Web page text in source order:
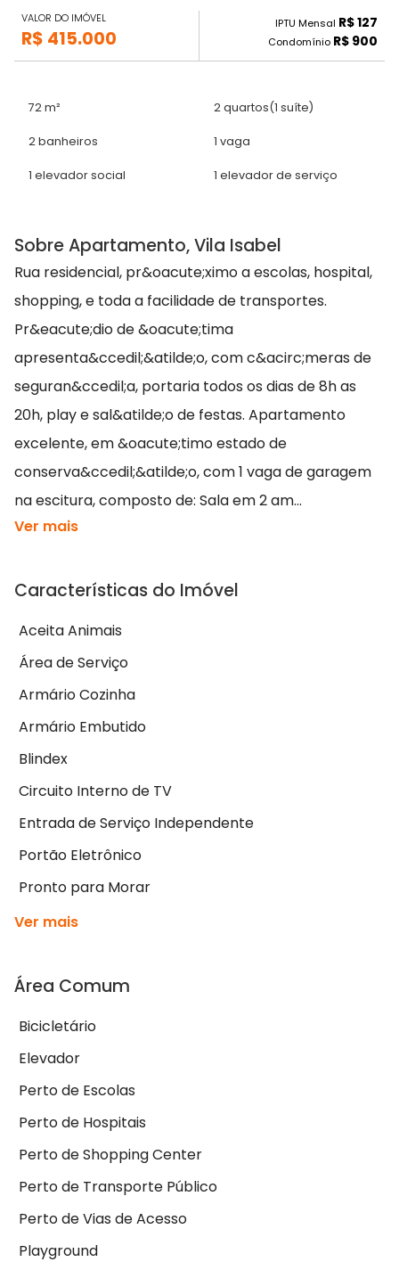
VALOR DO IMÓVEL
R$ 415.000
IPTU Mensal R$ 127
Condomínio R$ 900
72 m² 2 quartos(1 suíte)
2 banheiros 1 vaga
1 elevador social 1 elevador de serviço
Sobre Apartamento, Vila Isabel
Rua residencial, pr&oacute;ximo a escolas, hospital,
shopping, e toda a facilidade de transportes.
Pr&eacute;dio de &oacute;tima
apresenta&ccedil;&atilde;o, com c&acirc;meras de
seguran&ccedil;a, portaria todos os dias de 8h as
20h, play e sal&atilde;o de festas. Apartamento
excelente, em &oacute;timo estado de
conserva&ccedil;&atilde;o, com 1 vaga de garagem
na escitura, composto de: Sala em 2 am...
Ver mais
Características do Imóvel
Aceita Animais
Área de Serviço
Armário Cozinha
Armário Embutido
Blindex
Circuito Interno de TV
Entrada de Serviço Independente
Portão Eletrônico
Pronto para Morar
Ver mais
Área Comum
Bicicletário
Elevador
Perto de Escolas
Perto de Hospitais
Perto de Shopping Center
Perto de Transporte Público
Perto de Vias de Acesso
Playground